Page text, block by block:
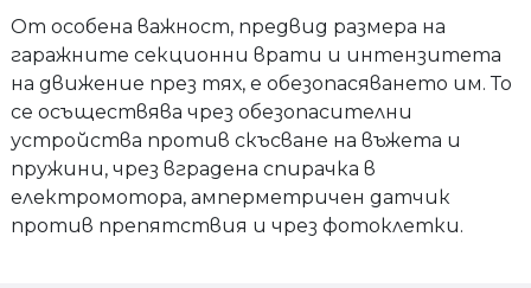
От особена важност, предвид размера на
гаражните секционни врати и интензитета
на движение през тях, е обезопасяването им. То
се осъществява чрез обезопасителни
устройства против скъсване на въжета и
пружини, чрез вградена спирачка в
електромотора, амперметричен датчик
против препятствия и чрез фотоклетки.